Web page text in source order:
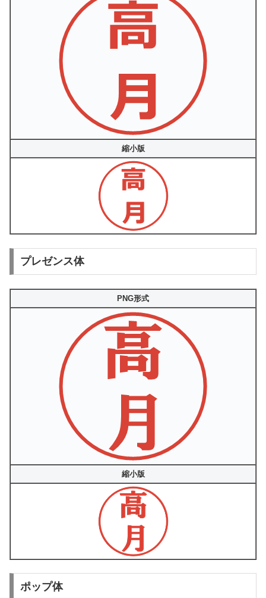
縮小版
プレゼンス体
PNG形式
縮小版
ポップ体